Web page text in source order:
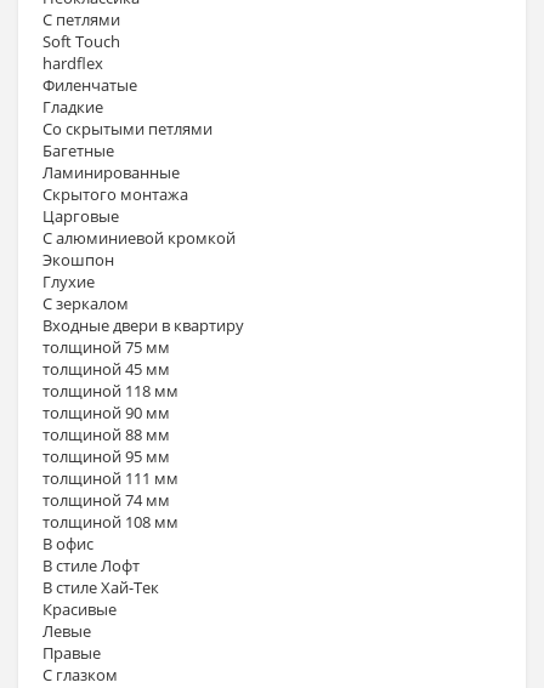
С петлями
Soft Touch
hardflex
Филенчатые
Гладкие
Со скрытыми петлями
Багетные
Ламинированные
Скрытого монтажа
Царговые
С алюминиевой кромкой
Экошпон
Глухие
С зеркалом
Входные двери в квартиру
толщиной 75 мм
толщиной 45 мм
толщиной 118 мм
толщиной 90 мм
толщиной 88 мм
толщиной 95 мм
толщиной 111 мм
толщиной 74 мм
толщиной 108 мм
В офис
В стиле Лофт
В стиле Хай-Тек
Красивые
Левые
Правые
С глазком